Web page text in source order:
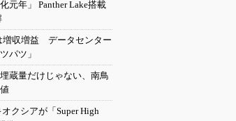
元年」 Panther Lake搭載
増収増益 データセンター
パツ」
蔵量だけじゃない、南鳥
クシアが「Super High